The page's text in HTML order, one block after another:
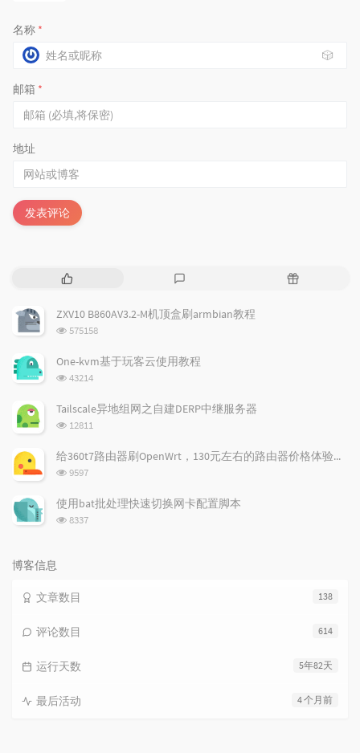
名称 *
🎲
邮箱 *
地址
发表评论
热
文
章
评
论
随
ZXV10 B860AV3.2-M机顶盒刷armbian教程
浏
次
575158
One-kvm基于玩客云使用教程
浏
次
43214
Tailscale异地组网之自建DERP中继服务器
浏
次
12811
给360t7路由器刷OpenWrt，130元左右的路由器价格体验如何
浏
次
数:
9597
使用bat批处理快速切换网卡配置脚本
浏
8337
博客信息
138
文章数目
614
评论数目
5年82天
运行天数
4 个月前
最后活动